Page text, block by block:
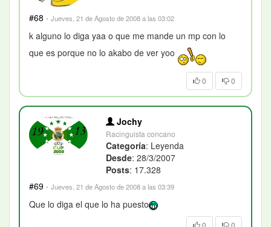
#68 · Jueves, 21 de Agosto de 2008 a las 03:02
k alguno lo diga yaa o que me mande un mp con lo
que es porque no lo akabo de ver yoo
0 0
Jochy
Racinguista concano
Categoría: Leyenda
Desde: 28/3/2007
Posts: 17.328
#69 · Jueves, 21 de Agosto de 2008 a las 03:39
Que lo diga el que lo ha puesto